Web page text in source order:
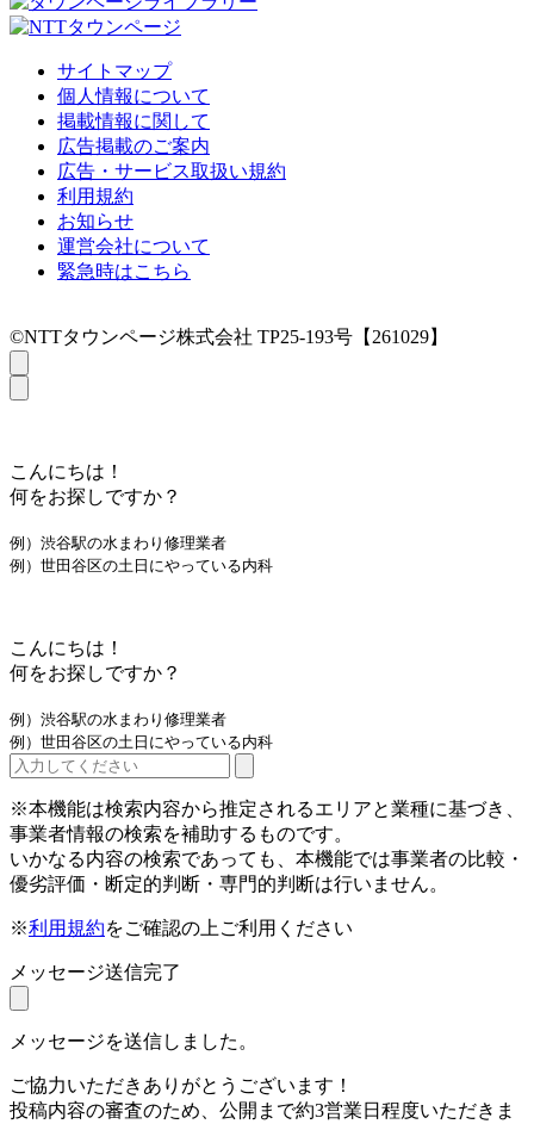
サイトマップ
個人情報について
掲載情報に関して
広告掲載のご案内
広告・サービス取扱い規約
利用規約
お知らせ
運営会社について
緊急時はこちら
©NTTタウンページ株式会社 TP25-193号【261029】
こんにちは！
何をお探しですか？
例）渋谷駅の水まわり修理業者
例）世田谷区の土日にやっている内科
こんにちは！
何をお探しですか？
例）渋谷駅の水まわり修理業者
例）世田谷区の土日にやっている内科
※本機能は検索内容から推定されるエリアと業種に基づき、
事業者情報の検索を補助するものです。
いかなる内容の検索であっても、本機能では事業者の比較・
優劣評価・断定的判断・専門的判断は行いません。
※利用規約をご確認の上ご利用ください
メッセージ送信完了
メッセージを送信しました。
ご協力いただきありがとうございます！
投稿内容の審査のため、公開まで約3営業日程度いただきま